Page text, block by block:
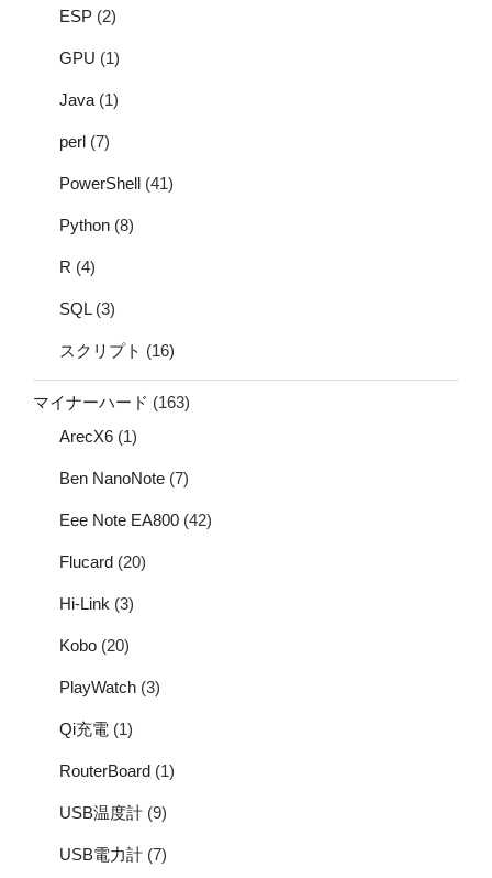
ESP (2)
GPU (1)
Java(1)
perl (7)
PowerShell (41)
Python (8)
R (4)
SQL(3)
スクリプト (16)
マイナーハード (163)
ArecX6 (1)
Ben NanoNote (7)
Eee Note EA800 (42)
Flucard (20)
Hi-Link (3)
Kobo (20)
PlayWatch (3)
Qi充電 (1)
RouterBoard (1)
USB温度計 (9)
USB電力計 (7)